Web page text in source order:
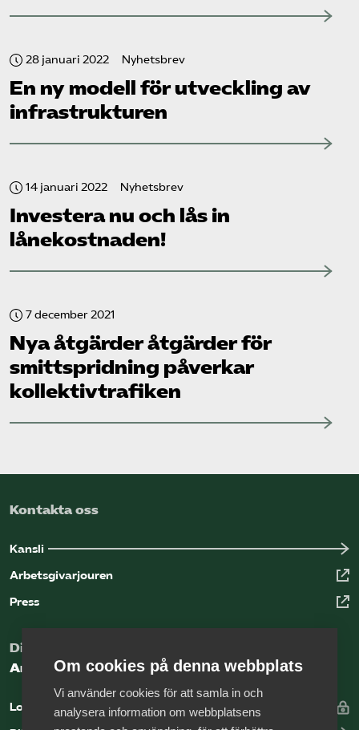
28 januari 2022 Nyhetsbrev
En ny modell för utveckling av
infrastrukturen
14 januari 2022 Nyhetsbrev
Investera nu och lås in
lånekostnaden!
7 december 2021
Nya åtgärder åtgärder för
smittspridning påverkar
kollektiv­trafiken
Kontakta oss
Kansli
Arbetsgivarjouren
Press
Digital kunskapsbank för arbetsgivare
Arbetsgivarguiden
Logga in
Om cookies på denna webbplats
Vi använder cookies för att samla in och
analysera information om webbplatsens